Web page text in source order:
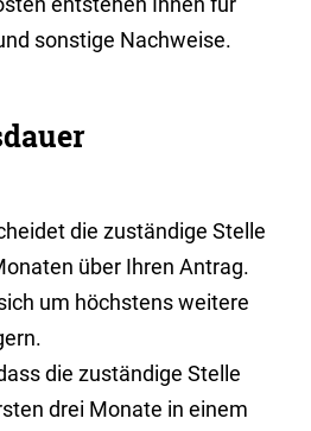
sonstige Nachweise.
die zuständige Stelle
über Ihren Antrag.
um höchstens weitere
die zuständige Stelle
drei Monate in einem